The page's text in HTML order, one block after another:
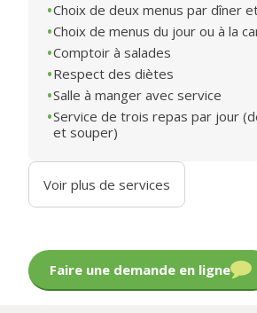
Choix de deux menus par dîner
Choix de menus du jour ou à la
Comptoir à salades
Respect des diètes
Salle à manger avec service
Service de trois repas par jour
et souper)
Voir plus de services
Faire une demande en ligne